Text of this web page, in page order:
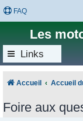
FAQ
Les
Links
Accueil Accueil
Foire aux